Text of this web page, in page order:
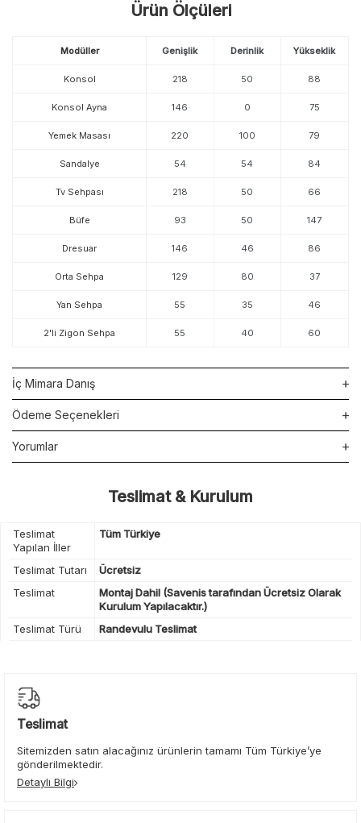
Ürün Ölçüleri
Modüller Genişlik Derinlik Yükseklik
Konsol 218 50 88
Konsol Ayna 146 0 75
Yemek Masası 220 100 79
Sandalye 54 54 84
Tv Sehpası 218 50 66
Büfe 93 50 147
Dresuar 146 46 86
Orta Sehpa 129 80 37
Yan Sehpa 55 35 46
2'li Zigon Sehpa 55 40 60
İç Mimara Danış
Ödeme Seçenekleri
Yorumlar
Teslimat & Kurulum
Teslimat
Yapılan İller
Tüm Türkiye
Teslimat Tutarı
Ücretsiz
Teslimat
Montaj Dahil (Savenis tarafından Ücretsiz Olarak
Kurulum Yapılacaktır.)
Teslimat Türü
Randevulu Teslimat
Teslimat
Sitemizden satın alacağınız ürünlerin tamamı Tüm Türkiye’ye
gönderilmektedir.
Detaylı Bilgi